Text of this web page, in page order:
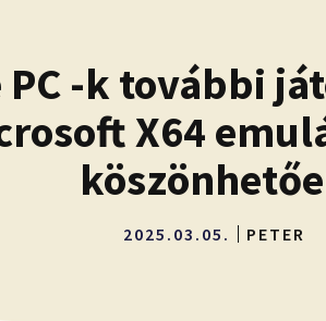
PC -k további
X64
2025.03.05. PETER